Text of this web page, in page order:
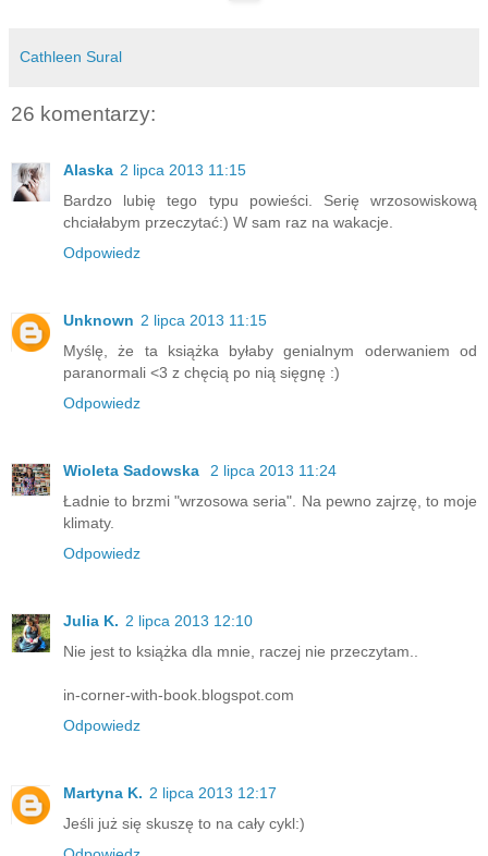
Cathleen Sural
26 komentarzy:
Alaska 2 lipca 2013 11:15
Bardzo lubię tego typu powieści. Serię wrzosowiskową
chciałabym przeczytać:) W sam raz na wakacje.
Odpowiedz
Unknown 2 lipca 2013 11:15
Myślę, że ta książka byłaby genialnym oderwaniem od
paranormali <3 z chęcią po nią sięgnę :)
Odpowiedz
Wioleta Sadowska
2 lipca 2013 11:24
Ładnie to brzmi "wrzosowa seria". Na pewno zajrzę, to moje
klimaty.
Odpowiedz
Julia K. 2 lipca 2013 12:10
Nie jest to książka dla mnie, raczej nie przeczytam..
in-corner-with-book.blogspot.com
Odpowiedz
Martyna K. 2 lipca 2013 12:17
Jeśli już się skuszę to na cały cykl:)